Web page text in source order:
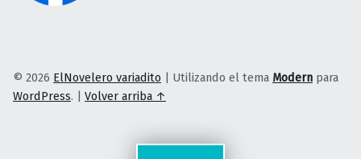
© 2026 ElNovelero variadito | Utilizando el tema Modern para
WordPress. | Volver arriba ↑